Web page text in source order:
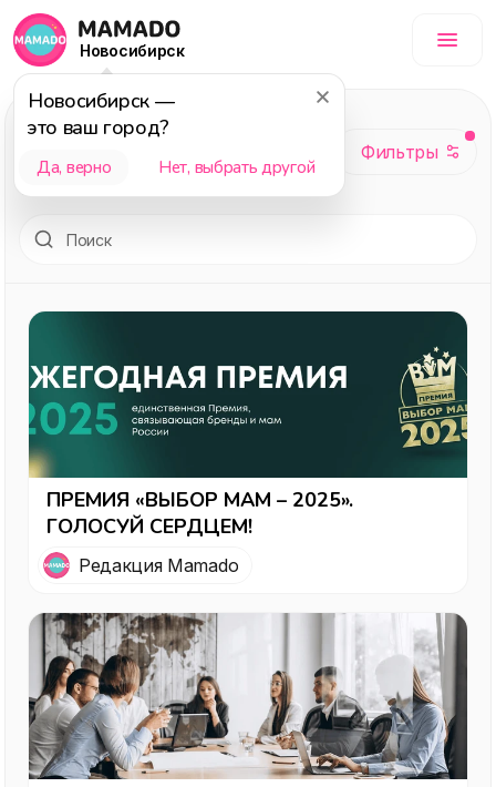
Новосибирск
Новосибирск —
это ваш город?
Да, верно Нет, выбрать другой
Бизнес , темы:
Развитие, Истории
успеха
ПРЕМИЯ «ВЫБОР МАМ – 2025».
ГОЛОСУЙ СЕРДЦЕМ!
Редакция Mamado